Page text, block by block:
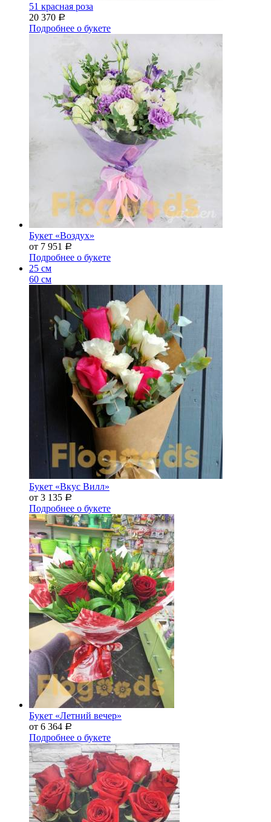
51 красная роза
20 370 Р
Подробнее о букете
Букет «Воздух»
от 7 951
Р
Подробнее о букете
25 см
60 см
Букет «Вкус Вилл»
от 3 135 Р
Подробнее о букете
Букет «Летний вечер»
от 6 364 Р
Подробнее о букете